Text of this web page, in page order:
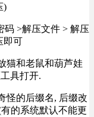
)
码 >解压文件 > 解压
即可
猫和老鼠和葫芦娃
具打开.
怪的后缀名, 后缀改
的系统默认不能更